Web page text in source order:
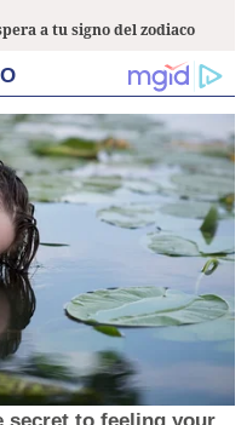
a tu signo del zodiaco